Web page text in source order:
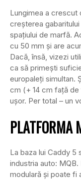
Lungimea a crescut
creșterea
spațiului de marfă.
cu 50 mm și are
Dacă, însă, vizezi
ca să primești
europaleți simultan.
cm (+ 14 cm față
ușor. Per total – un
PLATFORMA
La baza lui Caddy 5
industria auto:
modulară și poate fi